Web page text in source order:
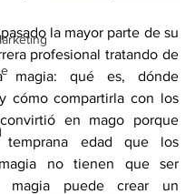
la mayor parte de su
profesional tratando de
magia: qué es, dónde
cómo compartirla con los
en mago porque
temprana edad que los
no tienen que ser
magia puede crear un